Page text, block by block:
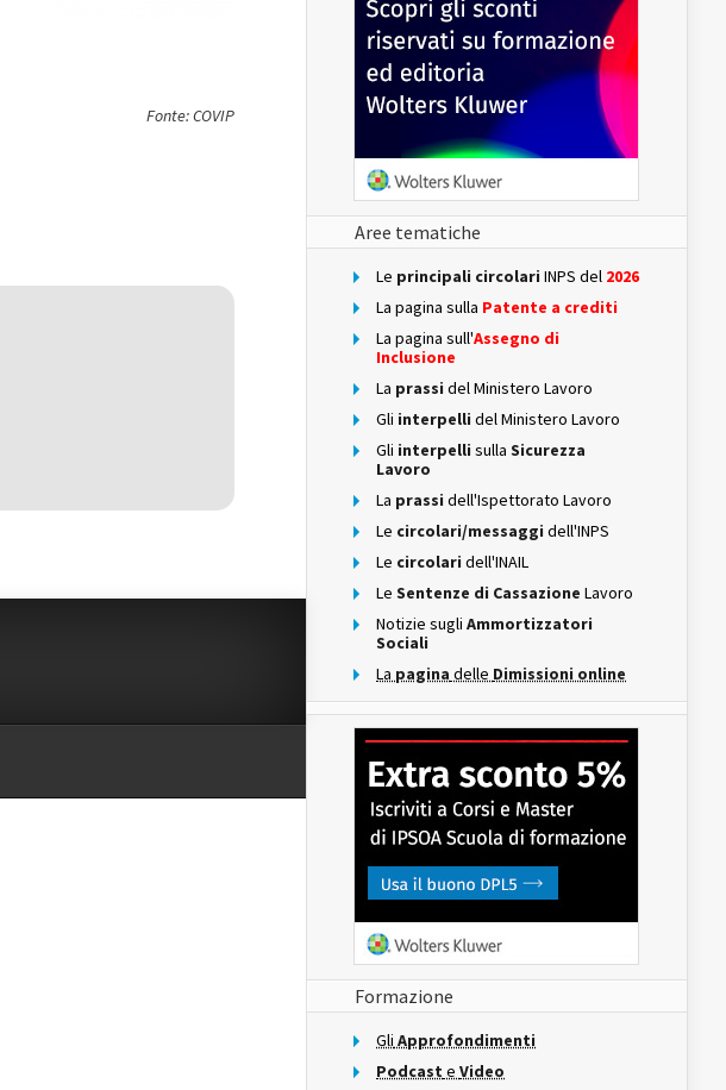
Fonte: COVIP
Aree tematiche
Le principali circolari INPS del 2026
La pagina sulla Patente a crediti
La pagina sull'Assegno di
Inclusione
La prassi del Ministero Lavoro
Gli interpelli del Ministero Lavoro
Gli interpelli sulla Sicurezza
Lavoro
La prassi dell'Ispettorato Lavoro
Le circolari/messaggi dell'INPS
Le circolari dell'INAIL
Le Sentenze di Cassazione Lavoro
Notizie sugli Ammortizzatori
Sociali
La pagina delle Dimissioni online
Formazione
Gli Approfondimenti
Podcast e Video